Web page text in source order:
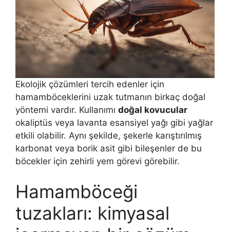
Ekolojik çözümleri tercih edenler için
hamamböceklerini uzak tutmanın birkaç doğal
yöntemi vardır. Kullanımı doğal kovucular
okaliptüs veya lavanta esansiyel yağı gibi yağlar
etkili olabilir. Aynı şekilde, şekerle karıştırılmış
karbonat veya borik asit gibi bileşenler de bu
böcekler için zehirli yem görevi görebilir.
Hamamböceği
tuzakları: kimyasal